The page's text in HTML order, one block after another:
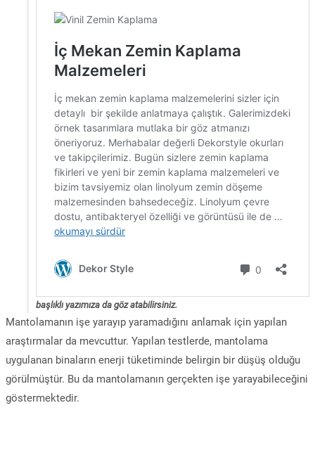
başlıklı yazımıza da göz atabilirsiniz.
Mantolamanın işe yarayıp yaramadığını anlamak için yapılan
araştırmalar da mevcuttur. Yapılan testlerde, mantolama
uygulanan binaların enerji tüketiminde belirgin bir düşüş olduğu
görülmüştür. Bu da mantolamanın gerçekten işe yarayabileceğini
göstermektedir.